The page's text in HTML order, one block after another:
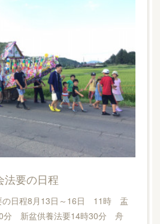
要の日程
日程8月13日～16日 11時 盂
分 新盆供養法要14時30分 舟